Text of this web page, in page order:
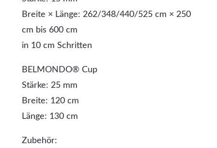
Breite × Länge: 262/348/440/525 cm × 250
cm bis 600 cm
in 10 cm Schritten
BELMONDO® Cup
Stärke: 25 mm
Breite: 120 cm
Länge: 130 cm
Zubehör: